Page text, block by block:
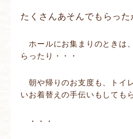
たくさんあそんでもらった
ホールにお集まりのときは
らったり・・・
朝や帰りのお支度も、トイ
いお着替えの手伝いもしても
・・・